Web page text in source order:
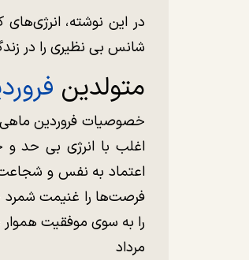
در این نوشته، انرژی‌های
شانس بی نظیری را در
متولدین
خصوصیات فروردین
اغلب با انرژی بی حد و
اعتماد به نفس و
فرصت‌ها را غنیمت شمرد
را به سوی موفقیت
مرداد